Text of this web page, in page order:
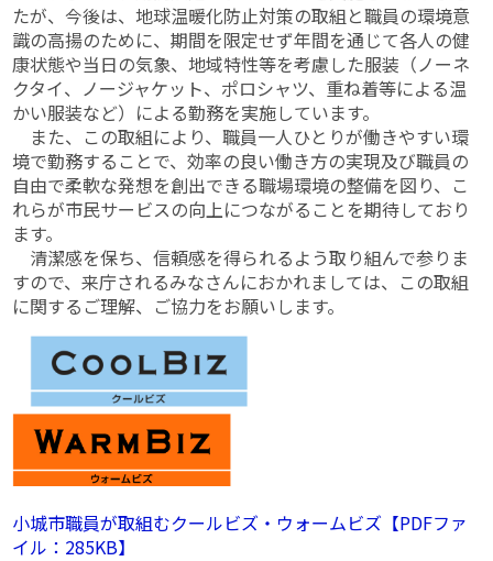
たが、今後は、地球温暖化防止対策の取組と職員の環境意
識の高揚のために、期間を限定せず年間を通じて各人の健
康状態や当日の気象、地域特性等を考慮した服装（ノーネ
クタイ、ノージャケット、ポロシャツ、重ね着等による温
かい服装など）による勤務を実施しています。
また、この取組により、職員一人ひとりが働きやすい環
境で勤務することで、効率の良い働き方の実現及び職員の
自由で柔軟な発想を創出できる職場環境の整備を図り、こ
れらが市民サービスの向上につながることを期待しており
ます。
清潔感を保ち、信頼感を得られるよう取り組んで参りま
すので、来庁されるみなさんにおかれましては、この取組
に関するご理解、ご協力をお願いします。
小城市職員が取組むクールビズ・ウォームビズ【PDFファ
イル：285KB】